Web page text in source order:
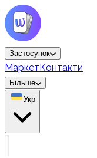
Застосунок
МаркетКонтакти
Більше
Укр